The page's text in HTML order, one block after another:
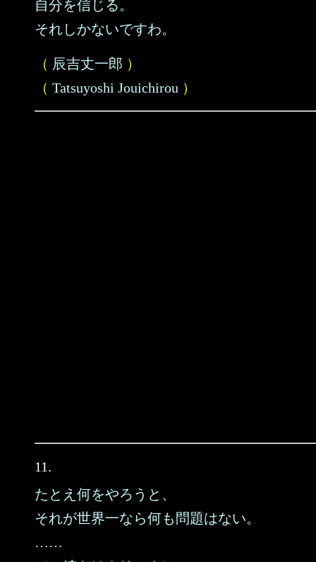
自分を信じる。
それしかないですわ。
（ 辰吉丈一郎 ）
（ Tatsuyoshi Jouichirou ）
11.
たとえ何をやろうと、
それが世界一なら何も問題はない。
……